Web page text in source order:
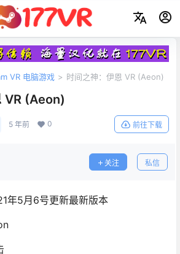
VR 电脑游戏 > 时间之神：伊恩 VR (Aeon)
VR (Aeon)
5 年前 0 前往下载
关注 私信
年5月6号更新最新版本